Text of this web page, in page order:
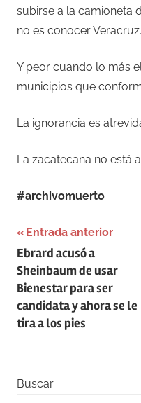
subirse a la camioneta
no es conocer Veracruz.
Y peor cuando lo más
municipios que
La ignorancia es
La zacatecana no está
#archivomuerto
Navegación
de
entradas
Entrada anterior
Ebrard acusó a
Sheinbaum de usar
Bienestar para ser
candidata y ahora se le
tira a los pies
Buscar